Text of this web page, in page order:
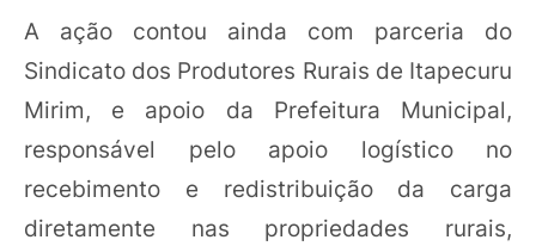
A ação contou ainda com parceria do
Sindicato dos Produtores Rurais de Itapecuru
Mirim, e apoio da Prefeitura Municipal,
responsável pelo apoio logístico no
recebimento e redistribuição da carga
diretamente nas propriedades rurais,